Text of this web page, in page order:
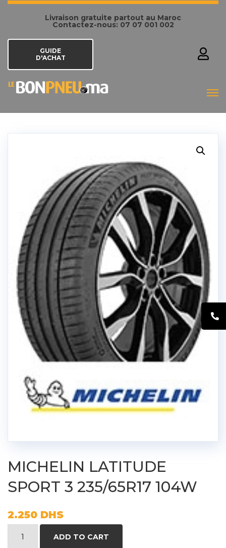
Livraison gratuite partout au Maroc
Contactez-nous: 07 07 001 002
GUIDE
D'ACHAT
MICHELIN LATITUDE
SPORT 3 235/65R17 104W
2.250 DHS
ADD TO CART